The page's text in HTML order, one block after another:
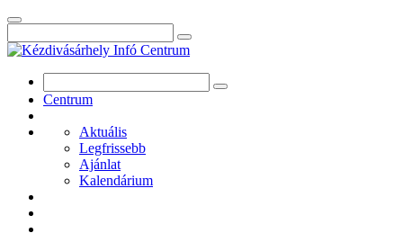
Centrum
Aktuális
Legfrissebb
Ajánlat
Kalendárium